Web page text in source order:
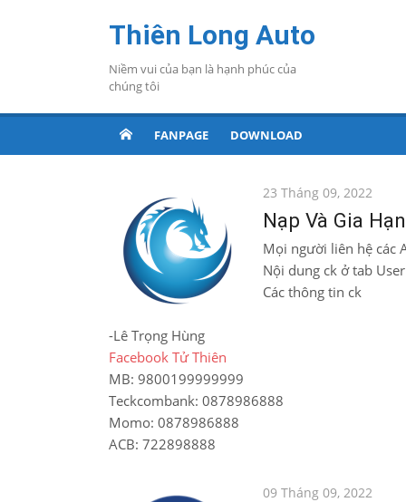
Thiên Long Auto
Niềm vui của bạn là hạnh phúc của
chúng tôi
FANPAGE DOWNLOAD
Đăng
vào
23 Tháng 09, 2022
Nạp Và Gia
Mọi người liên hệ các
Nội dung ck ở tab
Các thông tin ck
-Lê Trọng Hùng
Facebook Tử Thiên
MB: 9800199999999
Teckcombank: 0878986888
Momo: 0878986888
ACB: 722898888
Đăng
09 Tháng 09, 2022